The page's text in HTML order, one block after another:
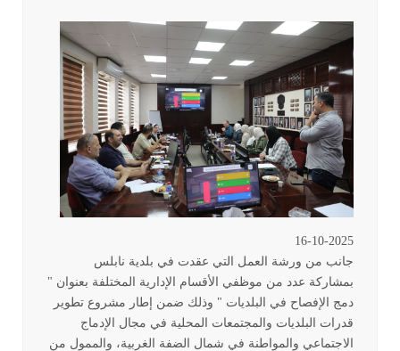
16-10-2025
جانب من ورشة العمل التي عقدت في بلدية نابلس
بمشاركة عدد من موظفي الأقسام الإدارية المختلفة بعنوان "
دمج الإفصاح في البلديات " وذلك ضمن إطار مشروع تطوير
قدرات البلديات والمجتمعات المحلية في مجال الإدماج
الاجتماعي والمواطنة في شمال الضفة الغربية، والممول من